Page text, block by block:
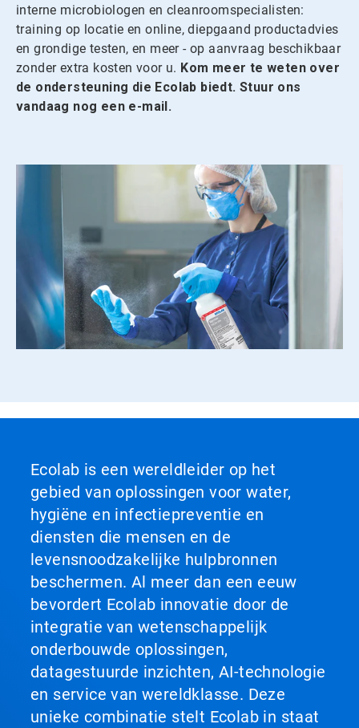
interne microbiologen en cleanroomspecialisten:
training op locatie en online, diepgaand productadvies
en grondige testen, en meer - op aanvraag beschikbaar
zonder extra kosten voor u. Kom meer te weten over
de ondersteuning die Ecolab biedt. Stuur ons
vandaag nog een e-mail.
Ecolab is een wereldleider op het
gebied van oplossingen voor water,
hygiëne en infectiepreventie en
diensten die mensen en de
levensnoodzakelijke hulpbronnen
beschermen. Al meer dan een eeuw
bevordert Ecolab innovatie door de
integratie van wetenschappelijk
onderbouwde oplossingen,
datagestuurde inzichten, AI-technologie
en service van wereldklasse. Deze
unieke combinatie stelt Ecolab in staat